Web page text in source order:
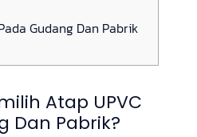
Gudang Dan Pabrik
Atap UPVC
Dan Pabrik?